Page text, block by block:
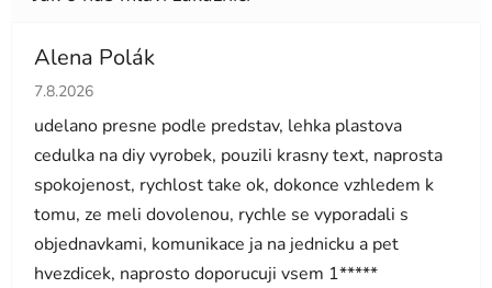
Alena Polák
Hodnocení obchodu je 5 z 5 hvězdiček.
7.8.2026
udelano presne podle predstav, lehka plastova
cedulka na diy vyrobek, pouzili krasny text, naprosta
spokojenost, rychlost take ok, dokonce vzhledem k
tomu, ze meli dovolenou, rychle se vyporadali s
objednavkami, komunikace ja na jednicku a pet
hvezdicek, naprosto doporucuji vsem 1*****